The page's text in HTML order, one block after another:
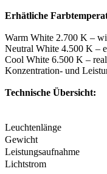
Erhätliche
Warm White 2.700 K –
Neutral White 4.500 K –
Cool White 6.500 K –
Konzentration- und
Technische Übersicht:
Leuchtenlänge
Gewicht
Leistungsaufnahme
Lichtstrom